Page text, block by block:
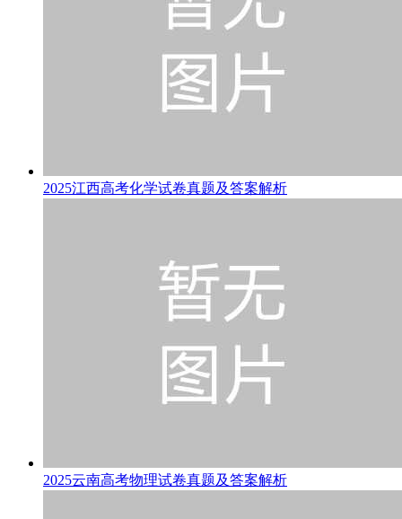
2025江西高考化学试卷真题及答案解析
2025云南高考物理试卷真题及答案解析